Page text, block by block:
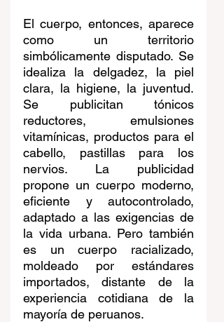
El cuerpo, entonces, aparece
como un territorio
simbólicamente disputado. Se
idealiza la delgadez, la piel
clara, la higiene, la juventud.
Se publicitan tónicos
reductores, emulsiones
vitamínicas, productos para el
cabello, pastillas para los
nervios. La publicidad
propone un cuerpo moderno,
eficiente y autocontrolado,
adaptado a las exigencias de
la vida urbana. Pero también
es un cuerpo racializado,
moldeado por estándares
importados, distante de la
experiencia cotidiana de la
mayoría de peruanos.